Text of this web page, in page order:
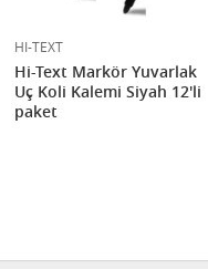
HI-TEXT
Hi-Text Markör Yuvarlak
Uç Koli Kalemi Siyah 12'li
paket